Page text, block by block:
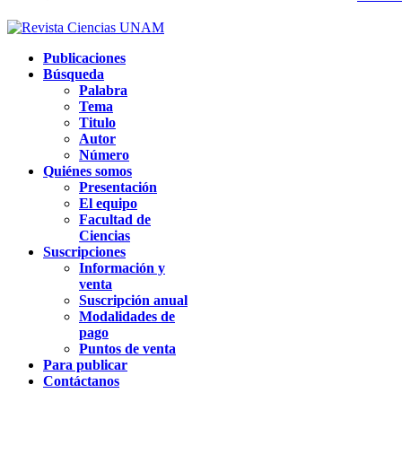
Publicaciones
Búsqueda
Palabra
Tema
Titulo
Autor
Número
Quiénes somos
Presentación
El equipo
Facultad de
Ciencias
Suscripciones
Información y
venta
Suscripción anual
Modalidades de
pago
Puntos de venta
Para publicar
Contáctanos